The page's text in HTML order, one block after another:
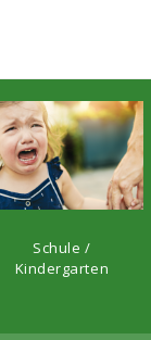
Schule /
Kindergarten